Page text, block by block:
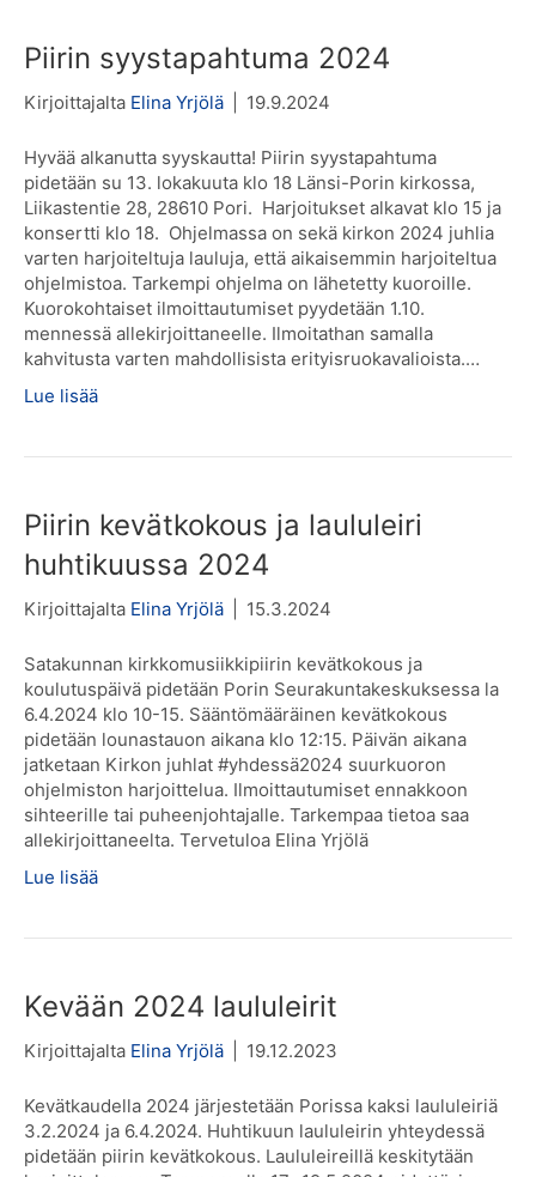
Piirin syystapahtuma 2024
Kirjoittajalta Elina Yrjölä 19.9.2024
Hyvää alkanutta syyskautta! Piirin syystapahtuma
pidetään su 13. lokakuuta klo 18 Länsi-Porin kirkossa,
Liikastentie 28, 28610 Pori. Harjoitukset alkavat klo 15 ja
konsertti klo 18. Ohjelmassa on sekä kirkon 2024 juhlia
varten harjoiteltuja lauluja, että aikaisemmin harjoiteltua
ohjelmistoa. Tarkempi ohjelma on lähetetty kuoroille.
Kuorokohtaiset ilmoittautumiset pyydetään 1.10.
mennessä allekirjoittaneelle. Ilmoitathan samalla
kahvitusta varten mahdollisista erityisruokavalioista.…
Lue lisää
Piirin kevätkokous ja laululeiri
huhtikuussa 2024
Kirjoittajalta Elina Yrjölä 15.3.2024
Satakunnan kirkkomusiikkipiirin kevätkokous ja
koulutuspäivä pidetään Porin Seurakuntakeskuksessa la
6.4.2024 klo 10-15. Sääntömääräinen kevätkokous
pidetään lounastauon aikana klo 12:15. Päivän aikana
jatketaan Kirkon juhlat #yhdessä2024 suurkuoron
ohjelmiston harjoittelua. Ilmoittautumiset ennakkoon
sihteerille tai puheenjohtajalle. Tarkempaa tietoa saa
allekirjoittaneelta. Tervetuloa Elina Yrjölä
Lue lisää
Kevään 2024 laululeirit
Kirjoittajalta Elina Yrjölä 19.12.2023
Kevätkaudella 2024 järjestetään Porissa kaksi laululeiriä
3.2.2024 ja 6.4.2024. Huhtikuun laululeirin yhteydessä
pidetään piirin kevätkokous. Laululeireillä keskitytään